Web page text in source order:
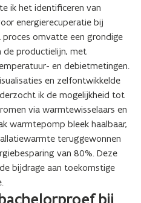
ik het identificeren van
energierecuperatie bij
proces omvatte een grondige
de productielijn, met
en debietmetingen.
en zelfontwikkelde
ik de mogelijkheid tot
via warmtewisselaars en
warmtepomp bleek haalbaar,
teruggewonnen
van 80%. Deze
bijdrage aan toekomstige